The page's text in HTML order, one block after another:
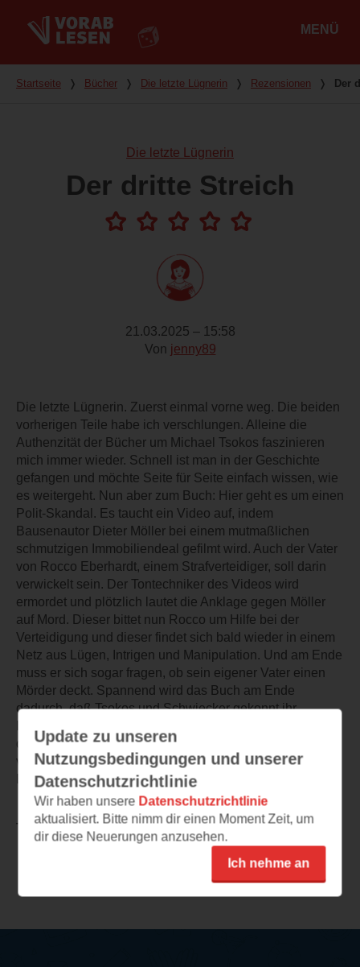
MENÜ
Du bist hier
Startseite ❭ Bücher ❭ Die letzte Lügnerin ❭ Rezensionen ❭ Der
Die letzte Lügnerin
Der dritte Streich
21.03.2025 – 15:58
Von jenny89
Die letzte Lügnerin. Zuerst einmal vorne weg. Die beiden
vorherigen Teile habe ich verschlungen. Alleine die
Authenzität der Bücher um Michael Tsokos faszinieren
mich immer wieder. Schnell ist man in der Geschichte
gefangen und möchte Seite für Seite einfach wissen, wie
es weitergeht. Nun aber zum Buch: Hier geht es um einen
Polit-Skandal. Es taucht ein Video auf, indem
Bausenautor Dieter Möller bei einem mutmaßlichen
schmutzigen Immobiliendeal gefilmt wird. Auch der Vater
von Rocco Eberhardt, einem Strafverteidiger, soll darin
verwickelt sein. Der Tontechniker des Videos wird
ermordet und plötzlich lautet die Anklage gegen Möller
auf Mord. Dieser bittet nun Rocco um Hilfe bei der
Verteidigung und dieser findet sich bald wieder in einem
Netz aus Lügen, Intrigen und Manipulation. Und am Ende
muss er sich sogar fragen, ob sein eigener Vater einen
Mörder deckt. Spannend wird das Buch am Ende
dadurch, daß Tsokos und Schwiecker gekonnt ihr
dem Leser dadurch ein sehr eindrückliches Bild
vermitteln können. Alles in allem ein sehr gelungenes
Buch.
TEILEN
Update zu unseren
Nutzungsbedingungen und unserer
Datenschutzrichtlinie
Wir haben unsere Datenschutzrichtlinie
aktualisiert. Bitte nimm dir einen Moment Zeit, um
dir diese Neuerungen anzusehen.
Ich nehme an